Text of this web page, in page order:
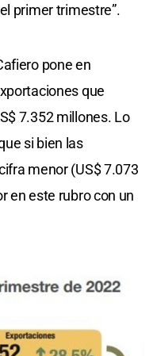
primer trimestre”.
pone en
que
7.352 millones. Lo
si bien las
menor (US$ 7.073
en este rubro con un